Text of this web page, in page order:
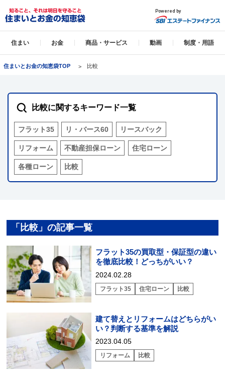
住まい お金 商品・サービス 動画 制度・用語
住まいとお金の知恵袋TOP 比較
比較に関するキーワード一覧
フラット35 リ・バース60 リースバック
リフォーム 不動産担保ローン 住宅ローン
各種ローン 比較
「比較」の記事一覧
フラット35の買取型・保証型の違い
を徹底比較！どっちがいい？
2024.02.28
フラット35 住宅ローン 比較
建て替えとリフォームはどちらがい
い？判断する基準を解説
2023.04.05
リフォーム 比較